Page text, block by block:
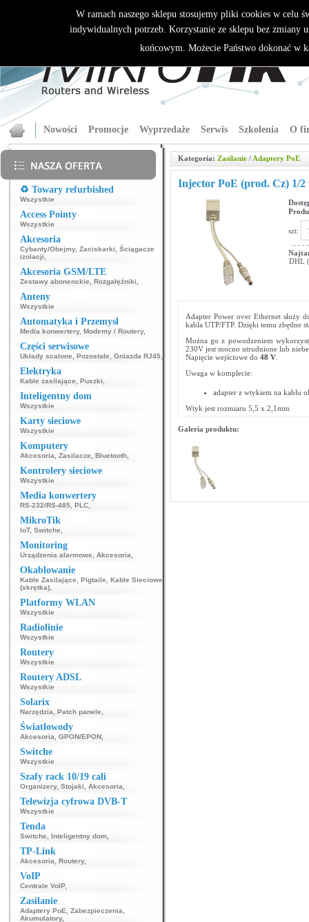
Nowości Promocje Wyprzedaże Serwis Szkolenia O
♻️ Towary refurbished
Wszystkie
Access Pointy
Wszystkie
Akcesoria
Cybanty/Obejmy, Zaciskarki
Ściągacze
izolacji
Akcesoria GSM/LTE
Zestawy abonenckie Rozgałęźniki
Anteny
Wszystkie
Automatyka i Przemysł
Media konwertery, Modemy / Routery,
Części serwisowe
Układy scalone Pozostałe Gniazda RJ45
Elektryka
Kable zasilające Puszki
Inteligentny dom
Wszystkie
Karty sieciowe
Wszystkie
Komputery
Akcesoria Zasilacze Bluetooth
Kontrolery sieciowe
Wszystkie
Media konwertery
RS-232/RS-485 PLC
MikroTik
IoT, Switche
Monitoring
Urządzenia alarmowe Akcesoria
Okablowanie
Kable Zasilające Pigtaile
Kable Sieciowe
(skrętka)
Platformy WLAN
Wszystkie
Radiolinie
Wszystkie
Routery
Wszystkie
Routery ADSL
Wszystkie
Solarix
Narzędzia Patch panele
Światłowody
Akcesoria GPON/EPON
Switche
Wszystkie
Szafy rack 10/19 cali
Organizery, Stojaki Akcesoria
Telewizja cyfrowa DVB-T
Wszystkie
Tenda
Switche Inteligentny dom
TP-Link
Akcesoria Routery,
VoIP
Centrale VoIP,
Zasilanie
Adaptery PoE Zabezpieczenia
Akumulatory,
Kategoria: Zasilanie/ Adaptery PoE
Injector PoE (prod. Cz) 1/2
szt:
DHL
Adapter Power over Ethernet służy
kabla UTP/FTP. Dzięki temu zbędne
Można go z powodzeniem
230V jest mocno utrudnione lub
Napięcie wejściowe do 48 V.
Uwaga w komplecie:
adapter z wtykiem na kablu
Wtyk jest rozmiaru 5,5 x 2,1mm
Galeria produktu:
W ramach naszego sklepu stosujemy pliki cookies w celu
indywidualnych potrzeb. Korzystanie ze sklepu bez zmiany
końcowym. Możecie Państwo dokonać w